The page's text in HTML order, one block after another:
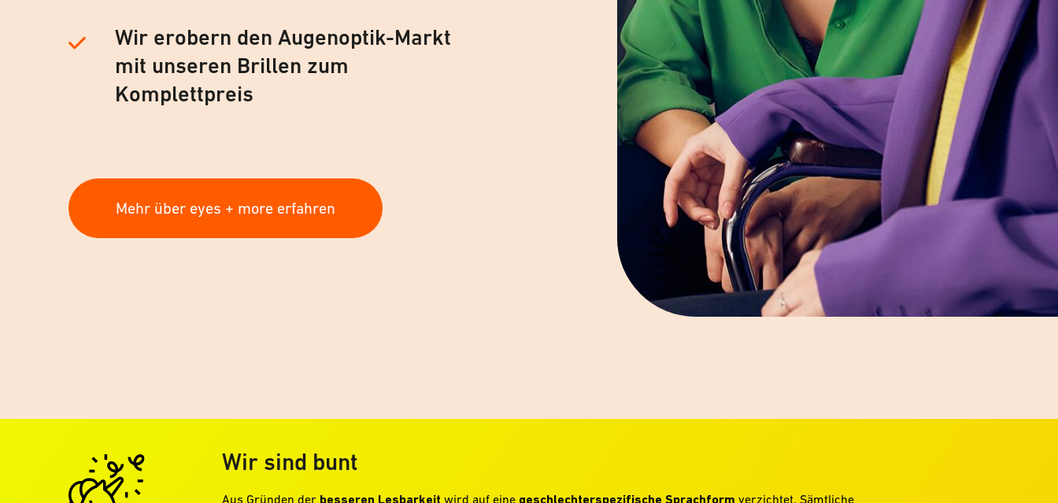
Wir erobern den Augenoptik-Markt
mit unseren Brillen zum
Komplettpreis
Mehr über eyes + more erfahren
Wir sind bunt
Aus Gründen der besseren Lesbarkeit wird auf eine geschlechterspezifische Sprachform verzichtet. Sämtliche